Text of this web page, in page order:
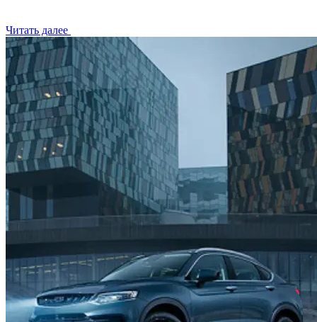
Читать далее